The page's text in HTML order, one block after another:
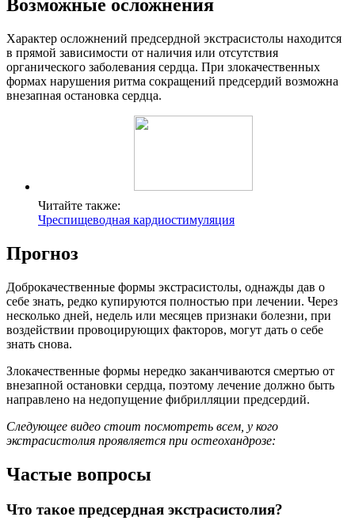
Возможные осложнения
Характер осложнений предсердной экстрасистолы находится
в прямой зависимости от наличия или отсутствия
органического заболевания сердца. При злокачественных
формах нарушения ритма сокращений предсердий возможна
внезапная остановка сердца.
Читайте также:
Чреспищеводная кардиостимуляция
Прогноз
Доброкачественные формы экстрасистолы, однажды дав о
себе знать, редко купируются полностью при лечении. Через
несколько дней, недель или месяцев признаки болезни, при
воздействии провоцирующих факторов, могут дать о себе
знать снова.
Злокачественные формы нередко заканчиваются смертью от
внезапной остановки сердца, поэтому лечение должно быть
направлено на недопущение фибрилляции предсердий.
Следующее видео стоит посмотреть всем, у кого
экстрасистолия проявляется при остеохандрозе:
Частые вопросы
Что такое предсердная экстрасистолия?